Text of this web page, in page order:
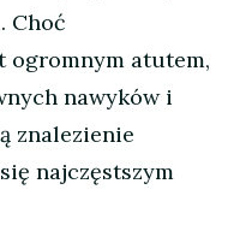
Choć
ogromnym atutem,
nawyków i
znalezienie
najczęstszym